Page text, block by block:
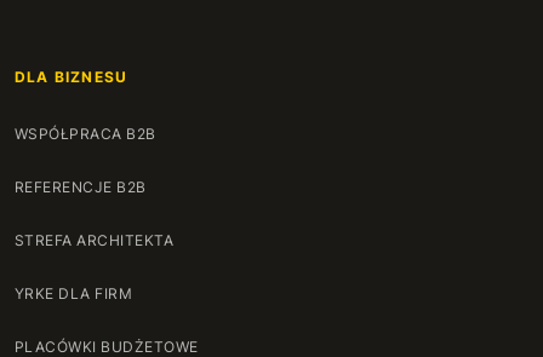
DLA BIZNESU
WSPÓŁPRACA B2B
REFERENCJE B2B
STREFA ARCHITEKTA
YRKE DLA FIRM
PLACÓWKI BUDŻETOWE